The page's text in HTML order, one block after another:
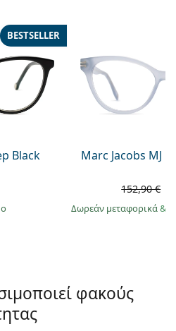
Black
BESTSELLER
Marc Jacobs MJ
152,90 €
Δωρεάν μεταφορικά&
φακούς